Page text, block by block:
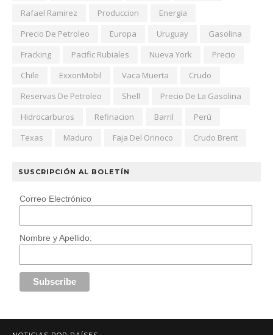
Rafael Ramirez
Produccion
Energia
Precio De Petroleo
Europa Uruguay
Gasolina
Fracking
Pacific Rubiales Nueva York
Precio
Chile
ExxonMobil Vaca Muerta
Crudo
Reservas De Petroleo
Shell
Precio De La Gasolina
Hidrocarburos
Refinacion Barril
Perú
Texas
Maduro Faja Del Orinoco Crudo Brent
SUSCRIPCIÓN AL BOLETÍN
Correo Electrónico
Nombre y Apellido: